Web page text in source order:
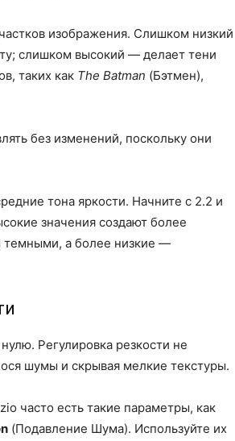
изображения. Слишком низкий
слишком высокий — делает тени
таких как The Batman (Бэтмен),
без изменений, поскольку они
тона яркости. Начните с 2.2 и
значения создают более
темными, а более низкие —
Регулировка резкости не
шумы и скрывая мелкие текстуры.
часто есть такие параметры, как
(Подавление Шума). Используйте их